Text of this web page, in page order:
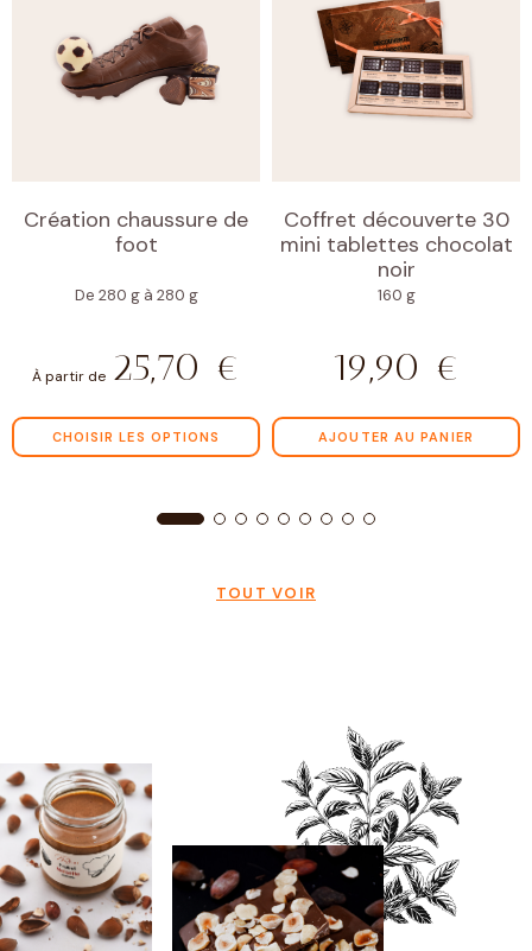
Création chaussure de
foot
De 280 g à 280 g
À partir de 25,70 €
CHOISIR LES OPTIONS
Coffret découverte 30
mini tablettes chocolat
noir
160 g
19,90 €
AJOUTER AU PANIER
TOUT VOIR